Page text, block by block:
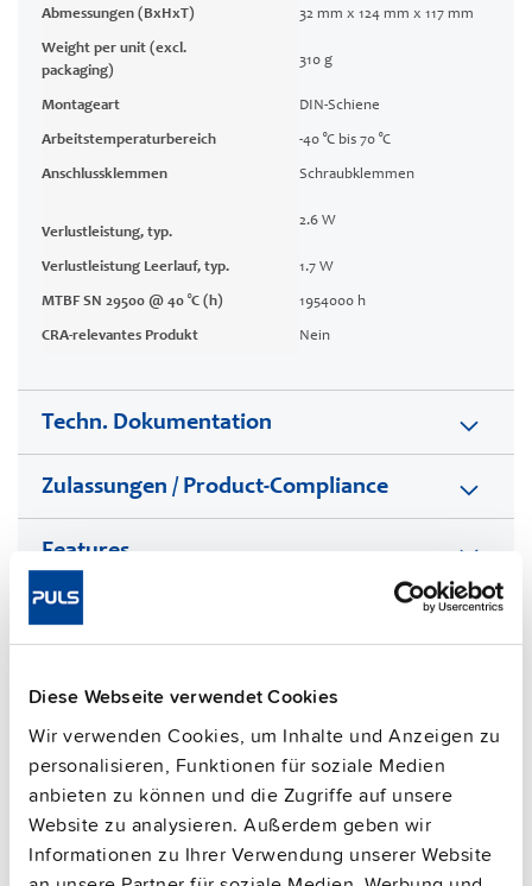
Diese Webseite verwendet Cookies
Wir verwenden Cookies, um Inhalte und Anzeigen zu
personalisieren, Funktionen für soziale Medien
anbieten zu können und die Zugriffe auf unsere
Website zu analysieren. Außerdem geben wir
Informationen zu Ihrer Verwendung unserer Website
Abmessungen (BxHxT) 32 mm x 124 mm x 117 mm
Weight per unit (excl.
packaging)
310 g
Montageart DIN-Schiene
Arbeitstemperaturbereich -40 °C bis 70 °C
Anschlussklemmen Schraubklemmen
Verlustleistung, typ.
2.6 W
Verlustleistung Leerlauf, typ. 1.7 W
MTBF SN 29500 @ 40 °C (h) 1954000 h
CRA-relevantes Produkt Nein
Techn. Dokumentation
Zulassungen / Product-Compliance
Features
This video is hosted by external service. By continuing,
you agree to the external service's privacy policy.
See privacy policy for details